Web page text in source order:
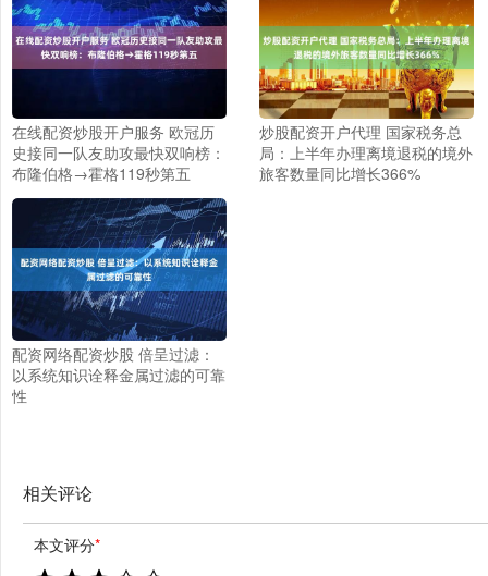
在线配资炒股开户服务 欧冠历
史接同一队友助攻最快双响榜：
布隆伯格→霍格119秒第五
炒股配资开户代理 国家税务总
局：上半年办理离境退税的境外
旅客数量同比增长366%
配资网络配资炒股 倍呈过滤：
以系统知识诠释金属过滤的可靠
性
相关评论
本文评分*